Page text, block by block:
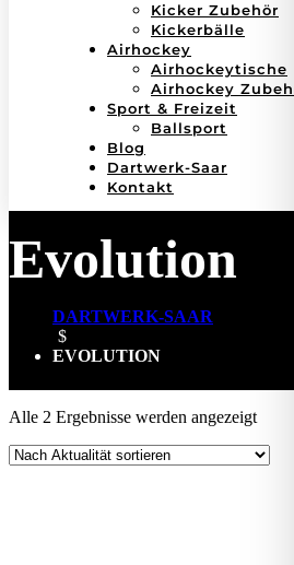
Kicker Zubehör
Kickerbälle
Airhockey
Airhockeytische
Airhockey
Sport & Freizeit
Ballsport
Blog
Dartwerk-Saar
Kontakt
Evolution
DARTWERK-SAAR
$
EVOLUTION
Alle 2 Ergebnisse werden angezeigtNach
sortiert